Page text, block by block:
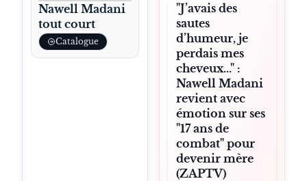
Nawell Madani
tout court
Catalogue
"J’avais des
sautes
d’humeur, je
perdais mes
cheveux..." :
Nawell Madani
revient avec
émotion sur ses
"17 ans de
combat" pour
devenir mère
(ZAPTV)